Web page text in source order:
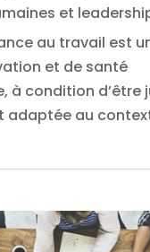
et
au travail est
et de santé
à condition d’être
adaptée au